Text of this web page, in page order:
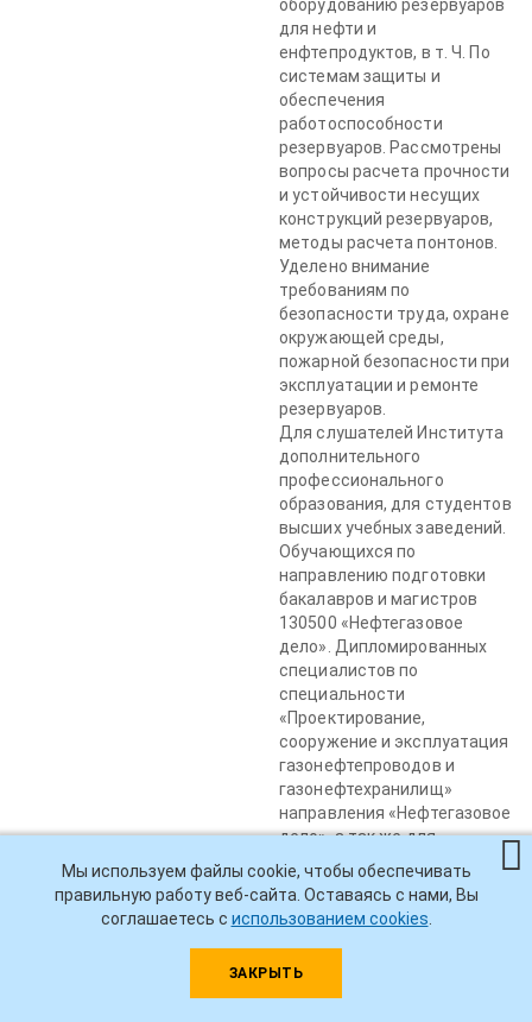
оборудованию резервуаров
для нефти и
енфтепродуктов, в т. Ч. По
системам защиты и
обеспечения
работоспособности
резервуаров. Рассмотрены
вопросы расчета прочности
и устойчивости несущих
конструкций резервуаров,
методы расчета понтонов.
Уделено внимание
требованиям по
безопасности труда, охране
окружающей среды,
пожарной безопасности при
эксплуатации и ремонте
резервуаров.
Для слушателей Института
дополнительного
профессионального
образования, для студентов
высших учебных заведений.
Обучающихся по
направлению подготовки
бакалавров и магистров
130500 «Нефтегазовое
дело». Дипломированных
специалистов по
специальности
«Проектирование,
сооружение и эксплуатация
газонефтепроводов и
газонефтехранилищ»
направления «Нефтегазовое
дело», а так же для
широкого круга инженерно-
технических работников
нефтеперерабатывающей
Просмотреть содержание
Мы используем файлы cookie, чтобы обеспечивать
правильную работу веб-сайта. Оставаясь с нами, Вы
соглашаетесь с использованием cookies
ЗАКРЫТЬ